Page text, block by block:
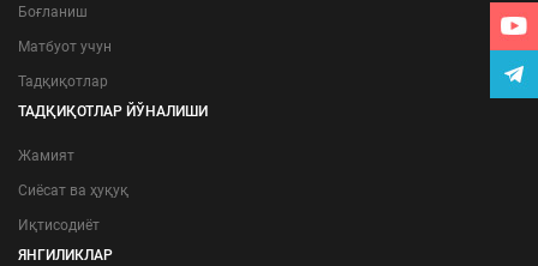
Боғланиш
Матбуот учун
Тадқиқотлар
ТАДҚИҚОТЛАР ЙЎНАЛИШИ
Жамият
Сиёсат ва ҳуқуқ
Иқтисодиёт
ЯНГИЛИКЛАР